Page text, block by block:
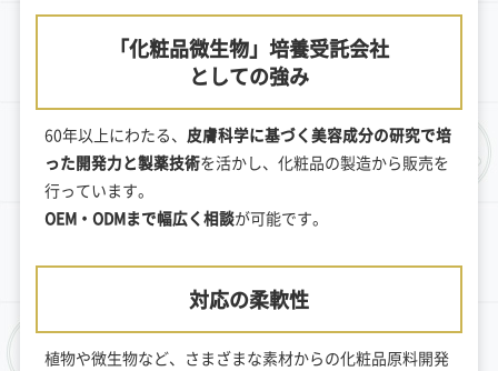
「化粧品微生物」培養受託会社
としての強み
60年以上にわたる、 皮膚科学に基づく美容成分の研究で培
った開発力と製薬技術を活かし、化粧品の製造から販売を
行っています。
OEM・ODMまで幅広く相談が可能です。
対応の柔軟性
植物や微生物など、さまざまな素材からの化粧品原料開発